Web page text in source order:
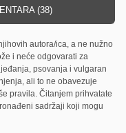
(38)
autora/ica, a ne nužno
i neće odgovarati za
psovanja i vulgaran
ali to ne obavezuje
pravila. Čitanjem prihvatate
sadržaji koji mogu